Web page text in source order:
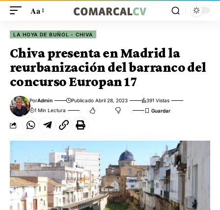
Aa
LA HOYA DE BUÑOL - CHIVA
Chiva presenta en Madrid la
reurbanización del barranco del
concurso Europan 17
PorAdmin Publicado Abril 28, 2023
391 Vistas
1 Min Lectura